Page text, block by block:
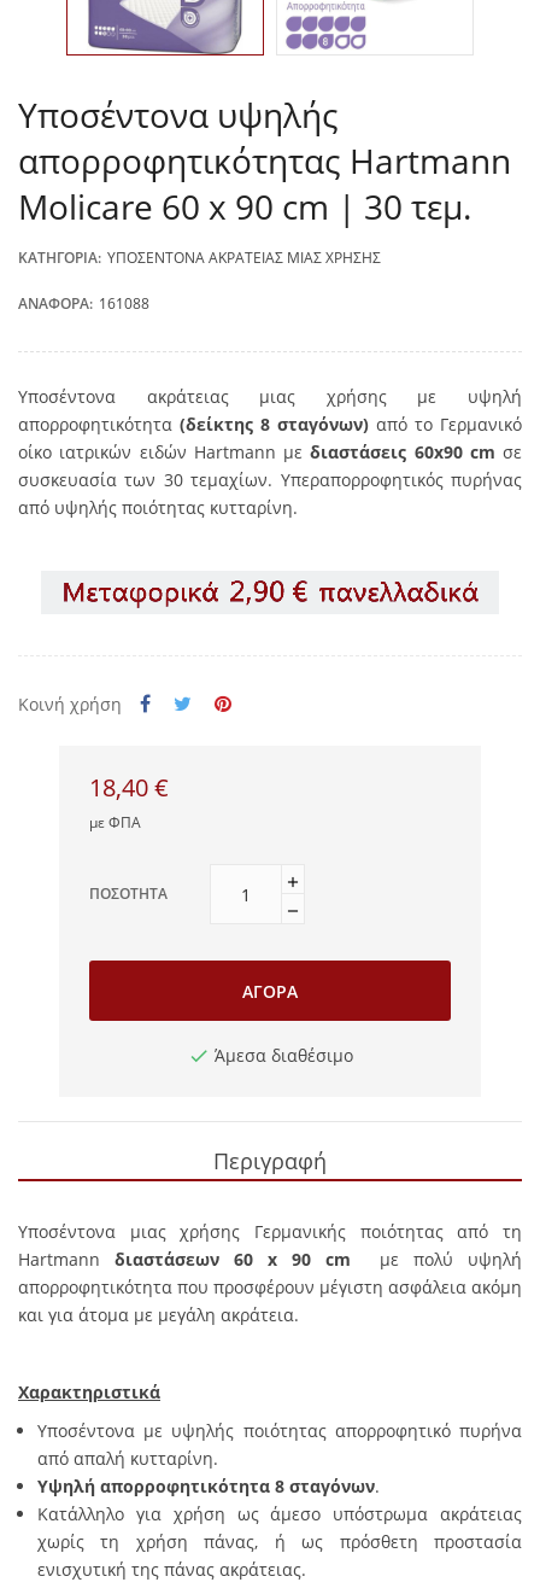
Υποσέντονα υψηλής
απορροφητικότητας Hartmann
Molicare 60 x 90 cm | 30 τεμ.
ΚΑΤΗΓΟΡΊΑ: ΥΠΟΣΈΝΤΟΝΑ ΑΚΡΆΤΕΙΑΣ ΜΙΑΣ ΧΡΉΣΗΣ
ΑΝΑΦΟΡΆ: 161088
Υποσέντονα ακράτειας μιας χρήσης με υψηλή
απορροφητικότητα (δείκτης 8 σταγόνων) από το Γερμανικό
οίκο ιατρικών ειδών Hartmann μεδιαστάσεις 60x90 cm σε
συσκευασία των 30 τεμαχίων. Υπεραπορροφητικός πυρήνας
από υψηλής ποιότητας κυτταρίνη.
Κοινή χρήση
18,40 €
με ΦΠΑ
ΠΟΣΌΤΗΤΑ
ΑΓΟΡΆ
Άμεσα διαθέσιμο
Περιγραφή
Υποσέντονα μιας χρήσης Γερμανικής ποιότητας από τη
Hartmann διαστάσεων 60 x 90 cm με πολύ υψηλή
απορροφητικότητα που προσφέρουν μέγιστη ασφάλεια ακόμη
και για άτομα με μεγάλη ακράτεια.
Χαρακτηριστικά
Υποσέντονα με υψηλής ποιότητας απορροφητικό πυρήνα
από απαλή κυτταρίνη.
Υψηλή απορροφητικότητα 8 σταγόνων.
Κατάλληλο για χρήση ως άμεσο υπόστρωμα ακράτειας
χωρίς τη χρήση πάνας, ή ως πρόσθετη προστασία
ενισχυτική της πάνας ακράτειας.